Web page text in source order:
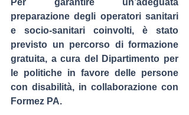
preparazione degli operatori sanitari
e socio-sanitari coinvolti, è stato
previsto un percorso di formazione
gratuita, a cura del
Dipartimento per
le politiche in favore delle persone
con disabilità
Formez PA.